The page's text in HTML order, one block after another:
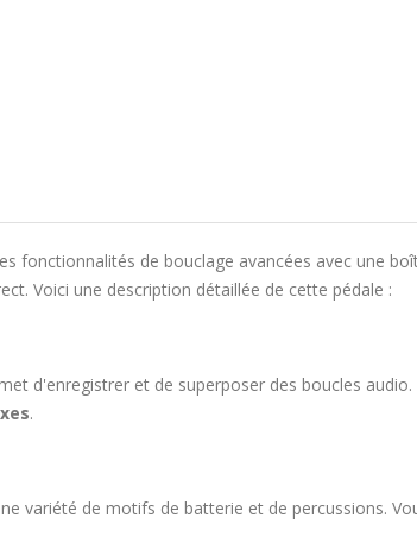
fonctionnalités de bouclage avancées avec une
Voici une description détaillée de cette pédale :
d'enregistrer et de superposer des boucles
.
variété de motifs de batterie et de percussions.